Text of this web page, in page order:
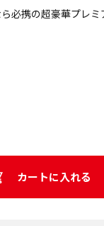
必携の超豪華プレ
カートに入れる